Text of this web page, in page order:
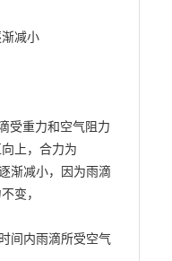
减小
受重力和空气阻力
上，合力为
渐减小，因为雨滴
变，
间内雨滴所受空气